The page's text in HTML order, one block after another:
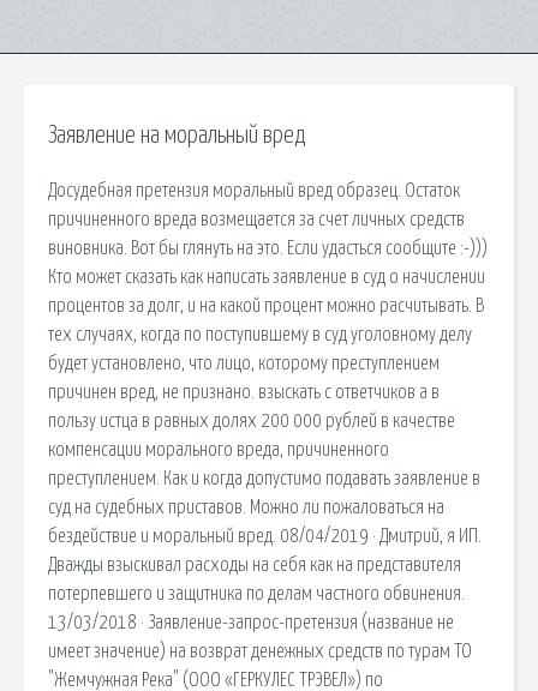
Заявление на моральный вред
Досудебная претензия моральный вред образец. Остаток
причиненного вреда возмещается за счет личных средств
виновника. Вот бы глянуть на это. Если удасться сообщите :-)))
Кто может сказать как написать заявление в суд о начислении
процентов за долг, и на какой процент можно расчитывать. В
тех случаях, когда по поступившему в суд уголовному делу
будет установлено, что лицо, которому преступлением
причинен вред, не признано. взыскать с ответчиков а в
пользу истца в равных долях 200 000 рублей в качестве
компенсации морального вреда, причиненного
преступлением. Как и когда допустимо подавать заявление в
суд на судебных приставов. Можно ли пожаловаться на
бездействие и моральный вред. 08/04/2019 · Дмитрий, я ИП.
Дважды взыскивал расходы на себя как на представителя
потерпевшего и защитника по делам частного обвинения.
13/03/2018 · Заявление-запрос-претензия (название не
имеет значение) на возврат денежных средств по турам ТО
"Жемчужная Река" (ООО «ГЕРКУЛЕС ТРЭВЕЛ») по